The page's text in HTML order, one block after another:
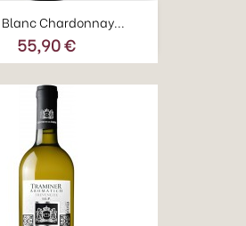
Chardonnay...
Prezzo
55,90 €